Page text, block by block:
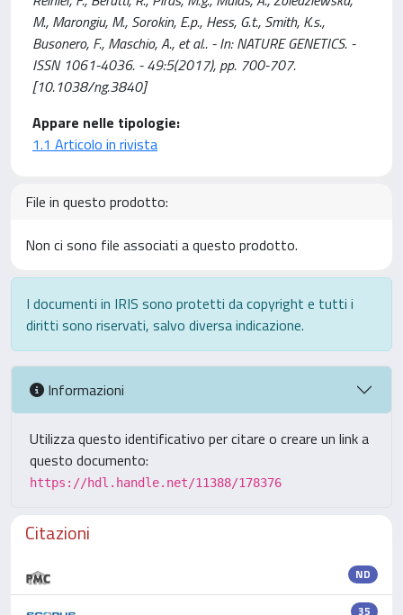
M., Marongiu, M., Sorokin, E.p., Hess, G.t., Smith, K.s.,
Busonero, F., Maschio, A., et al.. - In: NATURE GENETICS. -
ISSN 1061-4036. - 49:5(2017), pp. 700-707.
[10.1038/ng.3840]
Appare nelle tipologie:
1.1 Articolo in rivista
File in questo prodotto:
Non ci sono file associati a questo prodotto.
I documenti in IRIS sono protetti da copyright e tutti i
diritti sono riservati, salvo diversa indicazione.
Informazioni
Utilizza questo identificativo per citare o creare un link a
questo documento:
https://hdl.handle.net/11388/178376
Citazioni
ND
35